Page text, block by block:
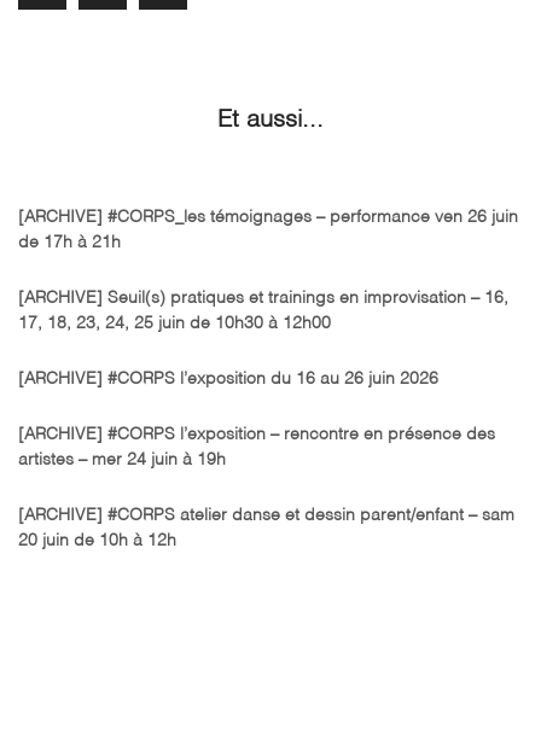
Et aussi...
[ARCHIVE] #CORPS_les témoignages – performance ven 26 juin
de 17h à 21h
[ARCHIVE] Seuil(s) pratiques et trainings en improvisation – 16,
17, 18, 23, 24, 25 juin de 10h30 à 12h00
[ARCHIVE] #CORPS l’exposition du 16 au 26 juin 2026
[ARCHIVE] #CORPS l’exposition – rencontre en présence des
artistes – mer 24 juin à 19h
[ARCHIVE] #CORPS atelier danse et dessin parent/enfant – sam
20 juin de 10h à 12h